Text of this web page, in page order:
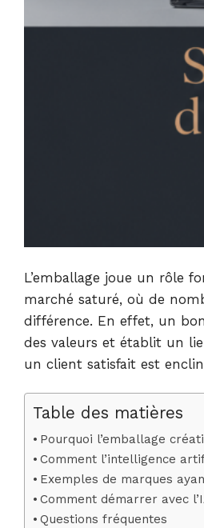
L’emballage joue un rôle
marché saturé, où de
différence. En effet, un
des valeurs et établit un
un client satisfait est
Table des matières
Pourquoi l’emballage
Comment l’intelligence
Exemples de marques
Comment démarrer avec
Questions fréquentes